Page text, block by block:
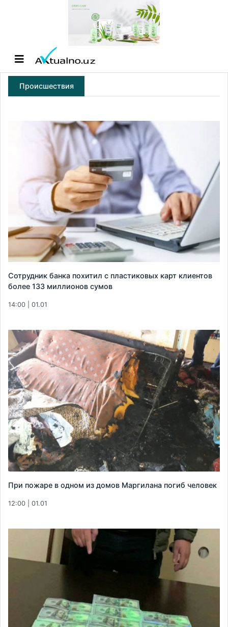
Происшествия
Сотрудник банка похитил с пластиковых карт клиентов
более 133 миллионов сумов
14:00 | 01.01
При пожаре в одном из домов Маргилана погиб человек
12:00 | 01.01